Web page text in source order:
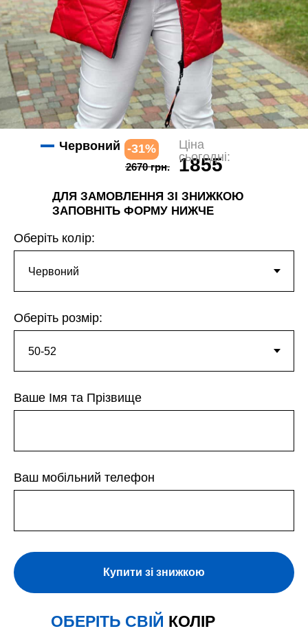
Червоний
1855
грн.
Ціна
сьогодні:
2670 грн.
-31%
ДЛЯ ЗАМОВЛЕННЯ ЗІ ЗНИЖКОЮ
ЗАПОВНІТЬ ФОРМУ НИЖЧЕ
Оберіть колір:
Оберіть розмір:
Ваше Імя та Прізвище
Ваш мобільний телефон
Купити зі знижкою
ОБЕРІТЬ СВІЙ КОЛІР